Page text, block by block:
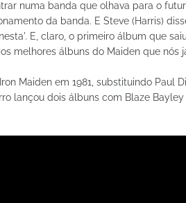
numa banda que olhava para o
da banda. E Steve (Harris)
E, claro, o primeiro álbum que
melhores álbuns do Maiden que nós
Maiden em 1981, substituindo Paul
lançou dois álbuns com Blaze